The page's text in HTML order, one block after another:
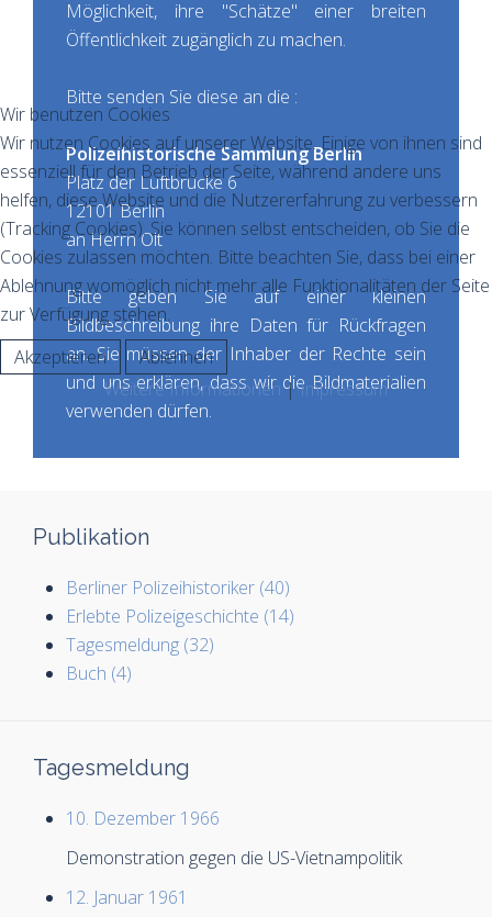
Möglichkeit, ihre "Schätze" einer breiten
Öffentlichkeit zugänglich zu machen.
Bitte senden Sie diese an die :
Polizeihistorische Sammlung Berlin
Platz der Luftbrücke 6
12101 Berlin
an Herrn Olt
Bitte geben Sie auf einer kleinen
Bildbeschreibung ihre Daten für Rückfragen
an. Sie müssen der Inhaber der Rechte sein
und uns erklären, dass wir die Bildmaterialien
verwenden dürfen.
Publikation
Berliner Polizeihistoriker (40)
Erlebte Polizeigeschichte (14)
Tagesmeldung (32)
Buch (4)
Tagesmeldung
10. Dezember 1966
Demonstration gegen die US-Vietnampolitik
12. Januar 1961
Wir benutzen Cookies
Wir nutzen Cookies auf unserer Website. Einige von ihnen sind
essenziell für den Betrieb der Seite, während andere uns
helfen, diese Website und die Nutzererfahrung zu verbessern
(Tracking Cookies). Sie können selbst entscheiden, ob Sie die
Cookies zulassen möchten. Bitte beachten Sie, dass bei einer
Ablehnung womöglich nicht mehr alle Funktionalitäten der Seite
zur Verfügung stehen.
Akzeptieren
Ablehnen
Weitere Informationen|Impressum